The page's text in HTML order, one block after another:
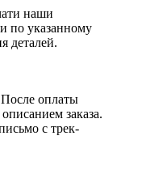
наши
по указанному
деталей.
После оплаты
заказа.
с трек-